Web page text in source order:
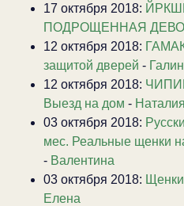
17 октября 2018:
ПОДРОЩЕННАЯ
12 октября 2018:
защитой дверей -
12 октября 2018:
Выезд на дом - Наталия
03 октября 2018:
мес. Реальные щенки
- Валентина
03 октября 2018:
Елена